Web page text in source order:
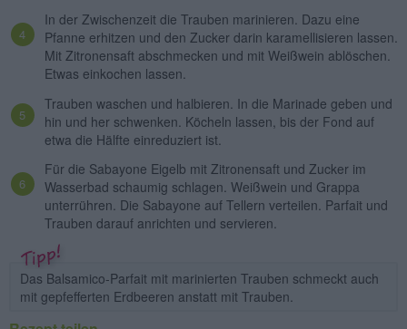
In der Zwischenzeit die Trauben marinieren. Dazu eine
Pfanne erhitzen und den Zucker darin karamellisieren lassen.
Mit Zitronensaft abschmecken und mit Weißwein ablöschen.
Etwas einkochen lassen.
Trauben waschen und halbieren. In die Marinade geben und
hin und her schwenken. Köcheln lassen, bis der Fond auf
etwa die Hälfte einreduziert ist.
Für die Sabayone Eigelb mit Zitronensaft und Zucker im
Wasserbad schaumig schlagen. Weißwein und Grappa
unterrühren. Die Sabayone auf Tellern verteilen. Parfait und
Trauben darauf anrichten und servieren.
Das Balsamico-Parfait mit marinierten Trauben schmeckt auch
mit gepfefferten Erdbeeren anstatt mit Trauben.